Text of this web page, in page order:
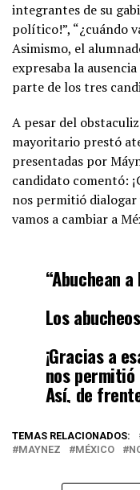
integrantes de su
político!”, “¿cuándo
Asimismo, el
expresaba la
parte de los tres
A pesar del
mayoritario prestó
presentadas por
candidato comentó:
nos permitió dialogar
vamos a cambiar a
“Abuchean a
Los
¡Gracias a
nos
Así, de
TEMAS RELACIONADOS:
MAYNEZ
MÉXICO